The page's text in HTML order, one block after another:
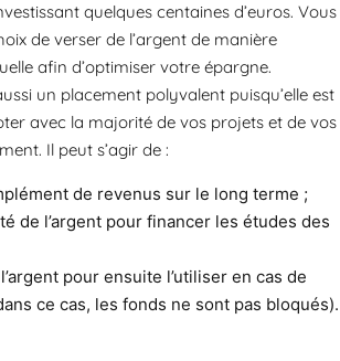
quelques centaines d’euros. Vous
de verser de l’argent de manière
afin d’optimiser votre épargne.
un placement polyvalent puisqu’elle est
avec la majorité de vos projets et de vos
Il peut s’agir de :
de revenus sur le long terme ;
de l’argent pour financer les études des
pour ensuite l’utiliser en cas de
ce cas, les fonds ne sont pas bloqués).